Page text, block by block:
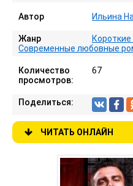
Автор Ильина
Жанр
Современные любовные
Количество
просмотров:
67
Поделиться:
ЧИТАТЬ ОНЛАЙН